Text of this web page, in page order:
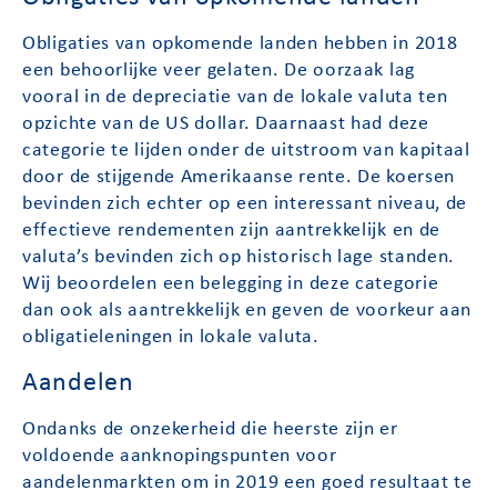
Obligaties van opkomende landen hebben in 2018
een behoorlijke veer gelaten. De oorzaak lag
vooral in de depreciatie van de lokale valuta ten
opzichte van de US dollar. Daarnaast had deze
categorie te lijden onder de uitstroom van kapitaal
door de stijgende Amerikaanse rente. De koersen
bevinden zich echter op een interessant niveau, de
effectieve rendementen zijn aantrekkelijk en de
valuta’s bevinden zich op historisch lage standen.
Wij beoordelen een belegging in deze categorie
dan ook als aantrekkelijk en geven de voorkeur aan
obligatieleningen in lokale valuta.
Aandelen
Ondanks de onzekerheid die heerste zijn er
voldoende aanknopingspunten voor
aandelenmarkten om in 2019 een goed resultaat te